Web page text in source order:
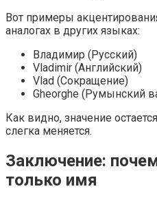
Вот примеры
аналогах в других языках:
Владимир (Русский)
Vladimir (Английский)
Vlad (Сокращение)
Gheorghe (Румынский
Как видно, значение
слегка меняется.
Заключение:
только имя